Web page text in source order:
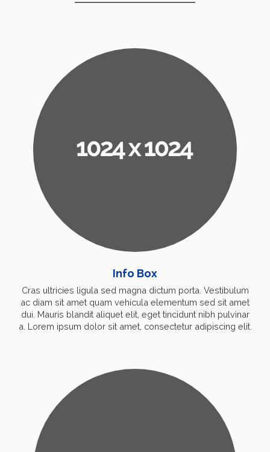
Info Box
Cras ultricies ligula sed magna dictum porta. Vestibulum
ac diam sit amet quam vehicula elementum sed sit amet
dui. Mauris blandit aliquet elit, eget tincidunt nibh pulvinar
a. Lorem ipsum dolor sit amet, consectetur adipiscing elit.